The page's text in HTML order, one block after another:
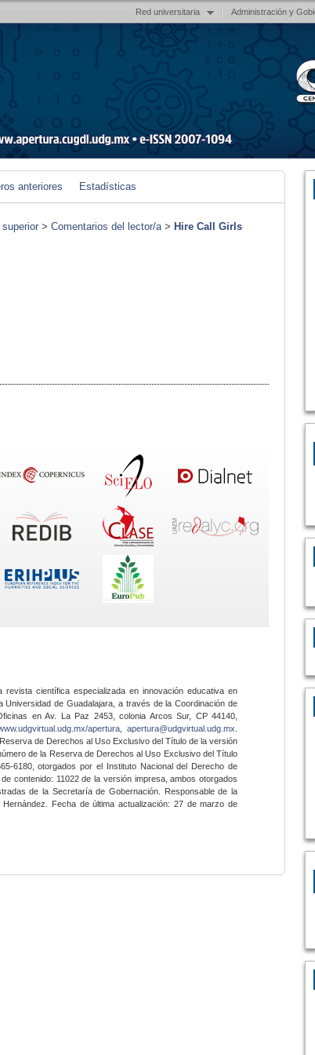
Red universitaria Administración y
anteriores Estadísticas
> Comentarios del lector/a> Hire Call Girls
científica especializada en innovación educativa en
de Guadalajara, a través de la Coordinación de
en Av. La Paz 2453, colonia Arcos Sur, CP 44140,
apertura apertura@udgvirtual.udg.mx
de Derechos al Uso Exclusivo del Título de la versión
de la Reserva de Derechos al Uso Exclusivo del Título
6180, otorgados por el Instituto Nacional del Derecho de
contenido: 11022 de la versión impresa, ambos otorgados
de la Secretaría de Gobernación. Responsable de la
Fecha de última actualización: 27 de marzo de